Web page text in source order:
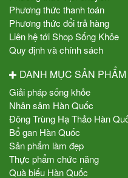
Phương thức thanh toán
Phương thức đổi trả hàng
Liên hệ tới Shop Sống Khỏe
Quy định và chính sách
DANH MỤC SẢN PHẨM
Giải pháp sống khỏe
Nhân sâm Hàn Quốc
Đông Trùng Hạ Thảo Hàn
Bổ gan Hàn Quốc
Sản phẩm làm đẹp
Thực phẩm chức năng
Quà biếu Hàn Quốc